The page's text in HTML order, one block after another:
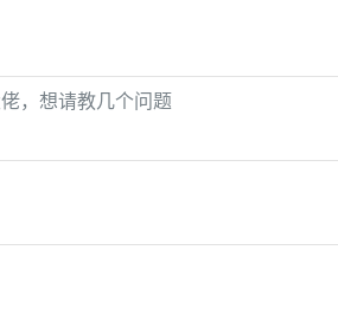
，想请教几个问题